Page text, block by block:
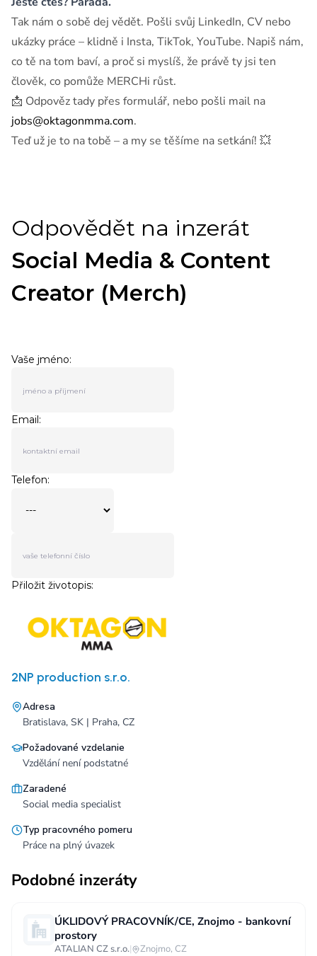
Tak nám o sobě dej vědět. Pošli svůj LinkedIn, CV nebo
ukázky práce – klidně i Insta, TikTok, YouTube. Napiš nám,
co tě na tom baví, a proč si myslíš, že právě ty jsi ten
člověk, co pomůže MERCHi růst.
📩 Odpověz tady přes formulář, nebo pošli mail na
jobs@oktagonmma.com.
Teď už je to na tobě – a my se těšíme na setkání! 💥
2NP production s.r.o.
Adresa
Bratislava, SK | Praha, CZ
Požadované vzdelanie
Vzdělání není podstatné
Zaradené
Social media specialist
Typ pracovného pomeru
Práce na plný úvazek
Podobné inzeráty
ÚKLIDOVÝ PRACOVNÍK/CE, Znojmo - bankovní
prostory
ATALIAN CZ s.r.o.| Znojmo, CZ